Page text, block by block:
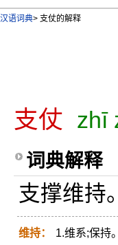
汉语词典> 支仗的解释
支仗 zhī
词典解释
支撑维持。
维持：
1.维系;保持。